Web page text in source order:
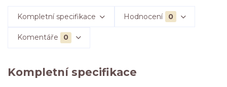
Kompletní specifikace Hodnocení 0
Komentáře 0
Kompletní specifikace